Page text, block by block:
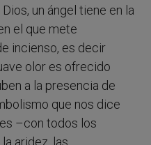
un ángel tiene en la
el que mete
incienso, es decir
olor es ofrecido
a la presencia de
que nos dice
–con todos los
aridez, las